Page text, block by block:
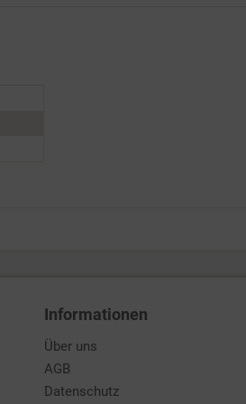
Informationen
Über uns
AGB
Datenschutz